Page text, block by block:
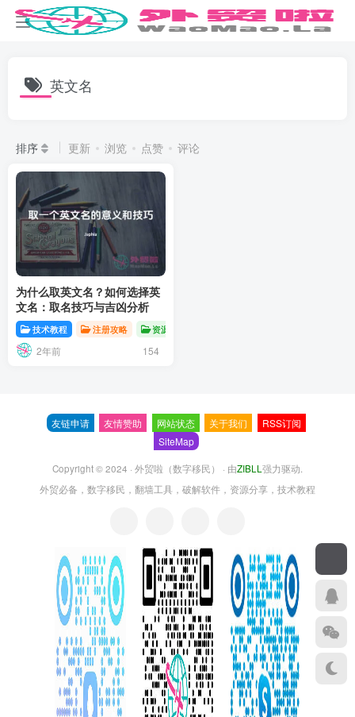
英文名
排序 更新 浏览 点赞 评论
为什么取英文名？如何选择英
文名：取名技巧与吉凶分析
技术教程 注册攻略 资源分享
2年前 154
友链申请 友情赞助 网站状态 关于我们
RSS订阅
SiteMap
Copyright © 2024 · 外贸啦（数字移民） · 由ZIBLL强力驱动.
外贸必备，数字移民，翻墙工具，破解软件，资源分享，技术教程